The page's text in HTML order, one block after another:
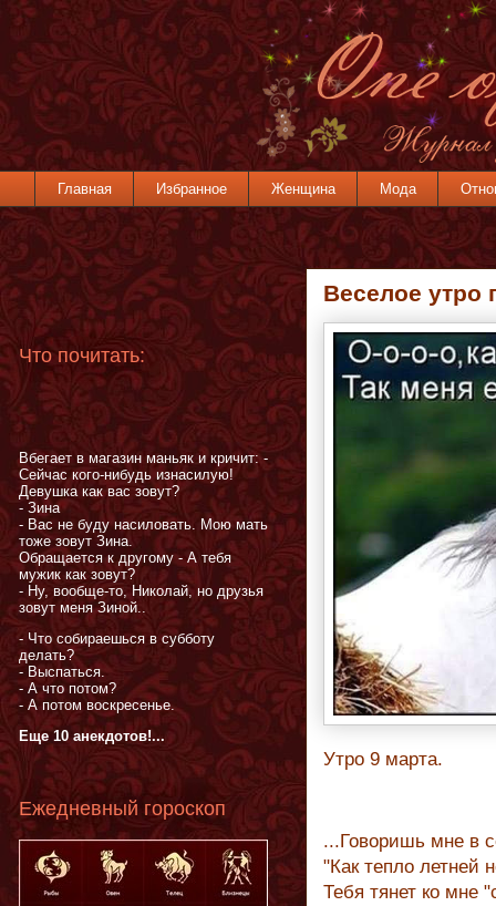
Главная Избранное Женщина Мода
Веселое утро
Утро 9 марта.
...Говоришь мне в
"Как тепло летней
Тебя тянет ко мне
Что почитать:
Вбегает в магазин маньяк и кричит: -
Сейчас кого-нибудь изнасилую!
Девушка как вас зовут?
- Зина
- Вас не буду насиловать. Мою мать
тоже зовут Зина.
Обращается к другому - А тебя
мужик как зовут?
- Ну, вообще-то, Николай, но друзья
зовут меня Зиной..
- Что собираешься в субботу
делать?
- Выспаться.
- А что потом?
- А потом воскресенье.
Еще 10 анекдотов!...
Ежедневный гороскоп